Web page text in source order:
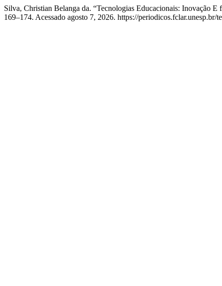
Silva, Christian Belanga da. “Tecnologias Educacionais: Inovação E
169–174. Acessado agosto 7, 2026. https://periodicos.fclar.unesp.br/